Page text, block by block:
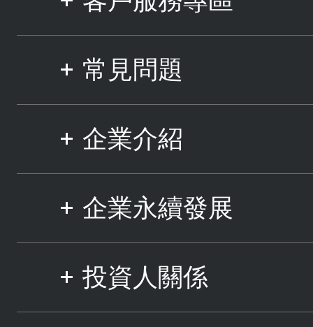
常見問題
企業介紹
企業永續發展
投資人關係